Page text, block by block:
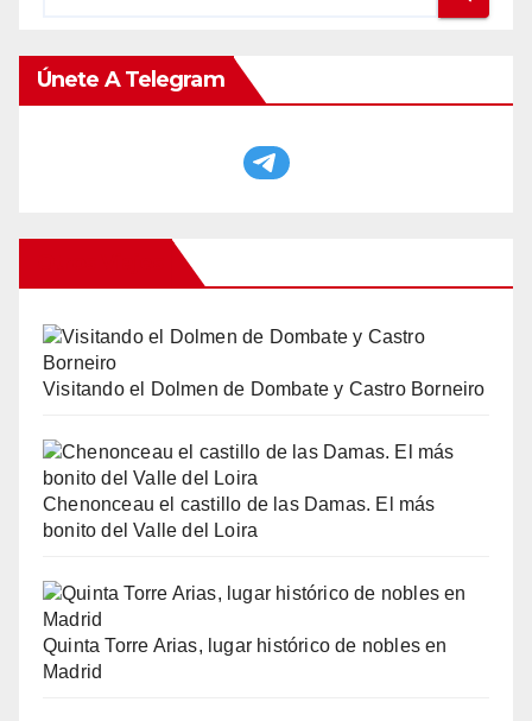
Únete A Telegram
Visitando el Dolmen de Dombate y Castro Borneiro
Chenonceau el castillo de las Damas. El más
bonito del Valle del Loira
Quinta Torre Arias, lugar histórico de nobles en
Madrid